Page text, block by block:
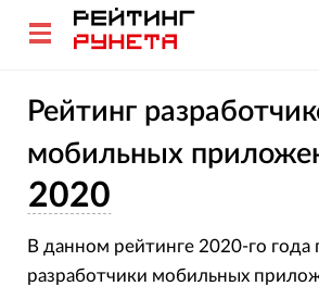
Рейтинг
мобильных
2020
В данном рейтинге 2020-го года
разработчики мобильных